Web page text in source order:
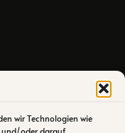
wir Technologien wie